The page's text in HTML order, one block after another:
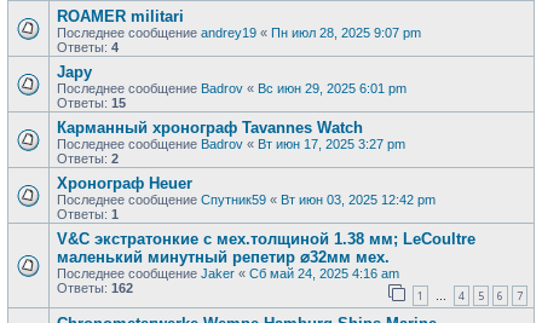
ROAMER militari
Последнее сообщение andrey19 « Пн июл 28, 2025 9:07 pm
Ответы: 4
Japy
Последнее сообщение Badrov « Вс июн 29, 2025 6:01 pm
Ответы: 15
Карманный хронограф Tavannes Watch
Последнее сообщение Badrov « Вт июн 17, 2025 3:27 pm
Ответы: 2
Хронограф Heuer
Последнее сообщение Спутник59 « Вт июн 03, 2025 12:42 pm
Ответы: 1
V&С экcтратoнкиe с мех.толщиной 1.38 мм; LеСоultre
маленький минутный peпeтиp ⌀32мм мех.
Последнее сообщение Jaker « Сб май 24, 2025 4:16 am
Ответы: 162 1 … 4 5 6 7